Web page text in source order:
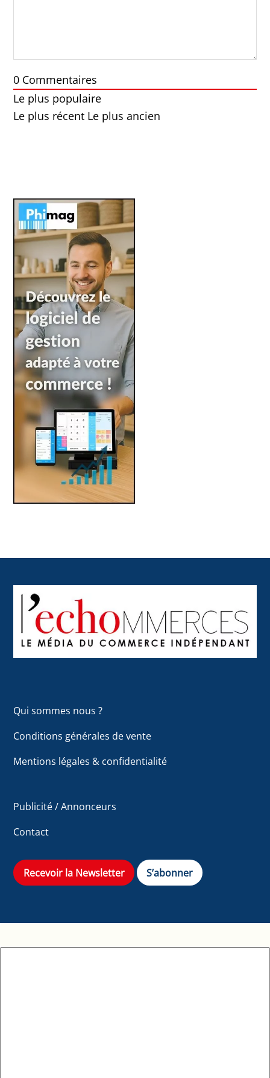
0 Commentaires
Le plus populaire
Le plus récent Le plus ancien
To
Top
Qui sommes nous ?
Conditions générales de vente
Mentions légales & confidentialité
Publicité / Annonceurs
Contact
Recevoir la Newsletter S’abonner